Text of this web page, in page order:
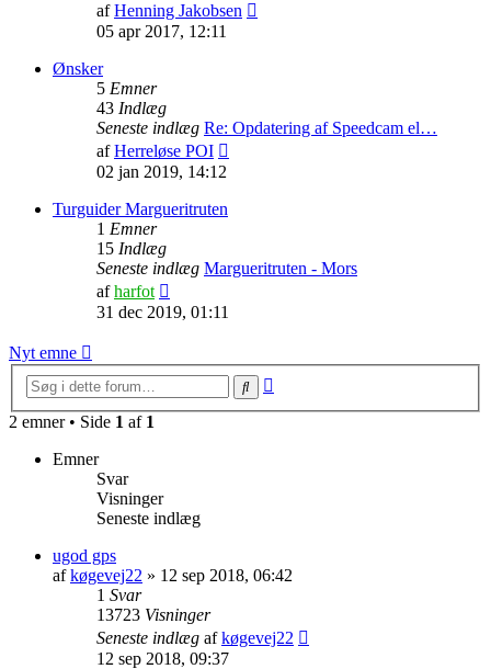
afHenning Jakobsen
05 apr 2017, 12:11
Ønsker
5 Emner
43 Indlæg
Seneste indlæg Re: Opdatering af Speedcam el…
afHerreløse POI
02 jan 2019, 14:12
Turguider Margueritruten
1 Emner
15 Indlæg
Seneste indlæg Margueritruten - Mors
afharfot
det
seneste
31 dec 2019, 01:11
Nyt emne
Søg
2 emner • Side 1 af 1
Emner
Svar
Visninger
Seneste indlæg
ugod gps
afkøgevej22 » 12 sep 2018, 06:42
1 Svar
13723 Visninger
Seneste indlæg afkøgevej22
12 sep 2018, 09:37